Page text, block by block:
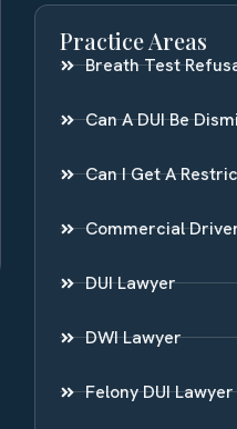
Practice Areas
Breath Test
Can A DUI Be
Can I Get A
Commercial
DUI Lawyer
DWI Lawyer
Felony DUI Lawyer